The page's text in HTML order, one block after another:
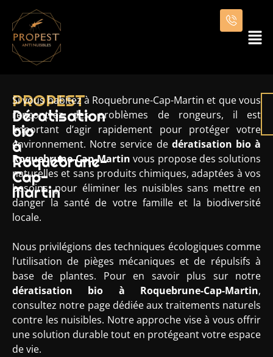
PROPEST
Dératisation
bio
à
Roquebrune-
Cap-
Martin
Si vous habitez à Roquebrune-Cap-Martin et que vous
rencontrez des problèmes de rongeurs, il est
important d’agir rapidement pour protéger votre
environnement. Notre service de dératisation bio à
Roquebrune-Cap-Martin vous propose des solutions
naturelles et sans produits chimiques, adaptées à vos
besoins, pour éliminer les nuisibles sans mettre en
danger la santé de votre famille et la biodiversité
locale.
Nous privilégions des techniques écologiques comme
l’utilisation de pièges mécaniques et de répulsifs à
base de plantes. Pour en savoir plus sur notre
dératisation bio à Roquebrune-Cap-Martin,
consultez notre page dédiée aux traitements naturels
contre les nuisibles. Notre approche vise à vous offrir
une solution durable tout en protégeant votre espace
de vie.